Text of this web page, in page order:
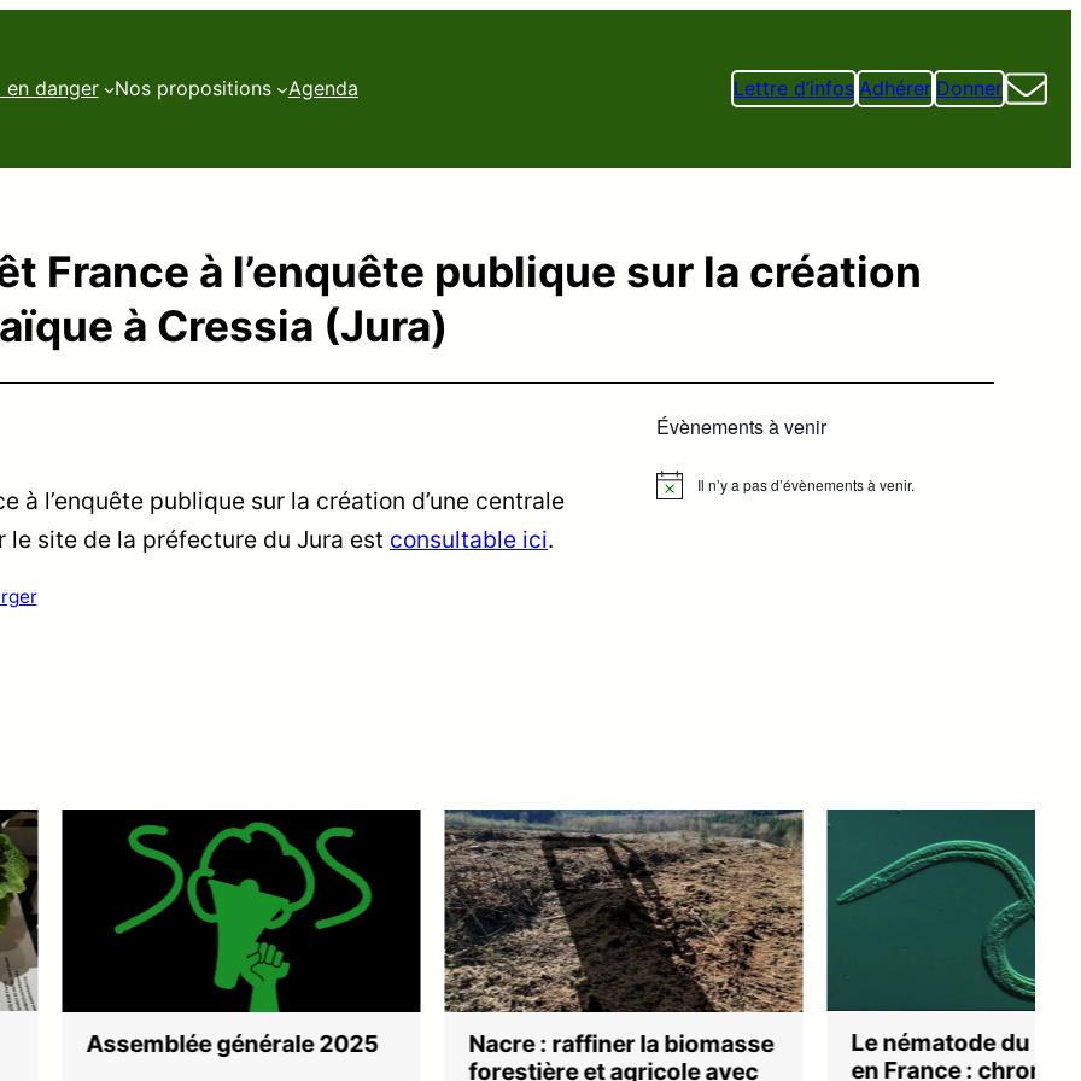
danger Nos propositions Agenda Lettre d’infos Adhérer Donner
France à l’enquête publique sur la création
à Cressia (Jura)
à l’enquête publique sur la création d’une centrale
le site de la préfecture du Jura est consultable ici.
Évènements à venir
Notice Il n’y a pas d’évènements à venir.
générale 2025
Nacre : raffiner la biomasse
forestière et agricole avec
Le nématode du pin arrive
en France : chronique d’une